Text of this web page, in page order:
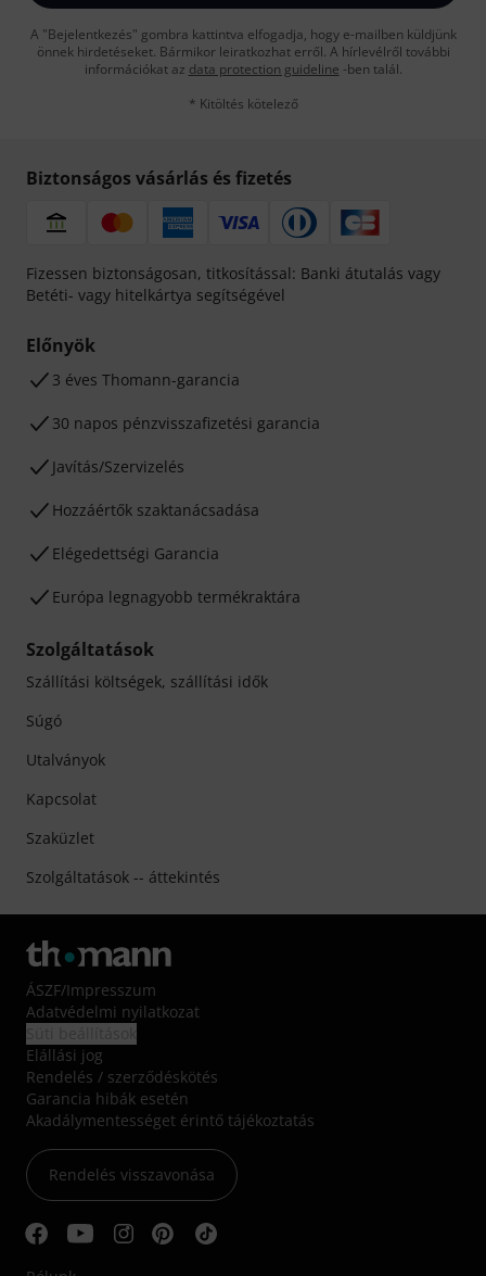
A "Bejelentkezés" gombra kattintva elfogadja, hogy e-mailben küldjünk
önnek hirdetéseket. Bármikor leiratkozhat erről. A hírlevélről további
információkat az data protection guideline -ben talál.
* Kitöltés kötelező
Biztonságos vásárlás és fizetés
Fizessen biztonságosan, titkosítással: Banki átutalás vagy
Betéti- vagy hitelkártya segítségével
Előnyök
3 éves Thomann-garancia
30 napos pénzvisszafizetési garancia
Javítás/Szervizelés
Hozzáértők szaktanácsadása
Elégedettségi Garancia
Európa legnagyobb termékraktára
Szolgáltatások
Szállítási költségek, szállítási idők
Súgó
Utalványok
Kapcsolat
Szaküzlet
Szolgáltatások -- áttekintés
ÁSZF/Impresszum
Adatvédelmi nyilatkozat
Elállási jog
Rendelés / szerződéskötés
Garancia hibák esetén
Akadálymentességet érintő tájékoztatás
Rendelés visszavonása